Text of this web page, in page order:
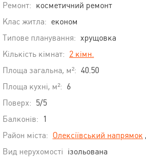
Ремонт: косметичний ремонт
Клас житла: економ
Типове планування: хрущовка
Кількість кімнат: 2 кімн.
Площа загальна, м²: 40.50
Площа кухні, м²: 6
Поверх: 5/5
Балконів:
1
Район міста: Олексіївський напрямок ,
Вид нерухомості ізольована